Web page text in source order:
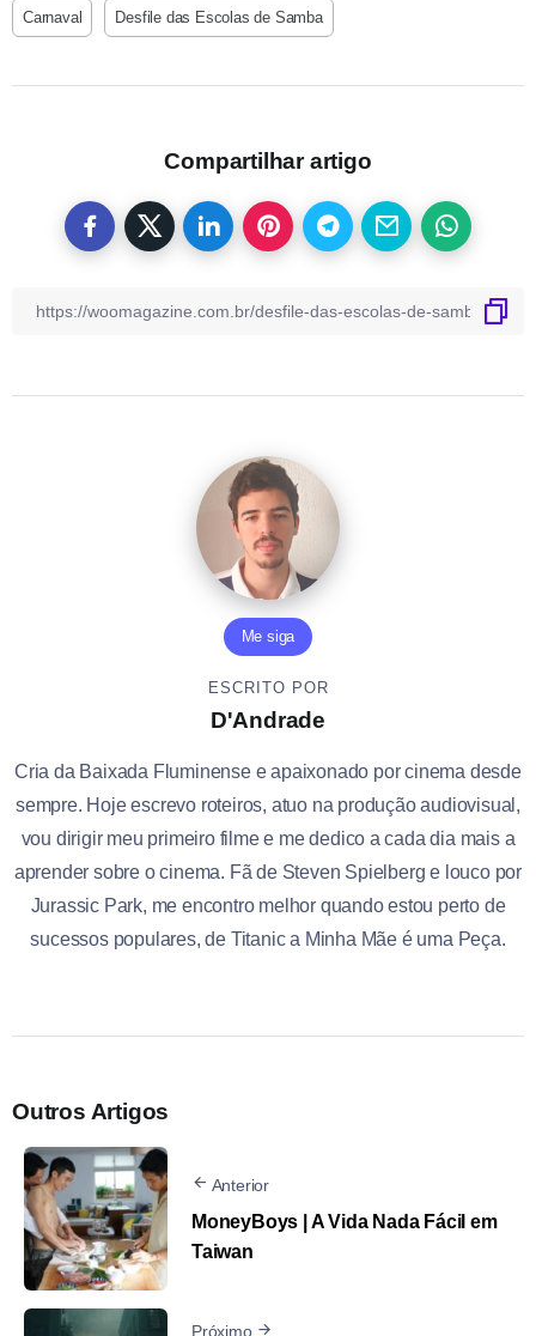
Carnaval Desfile das Escolas de Samba
Compartilhar artigo
Me siga
ESCRITO POR
D'Andrade
Cria da Baixada Fluminense e apaixonado por cinema desde
sempre. Hoje escrevo roteiros, atuo na produção audiovisual,
vou dirigir meu primeiro filme e me dedico a cada dia mais a
aprender sobre o cinema. Fã de Steven Spielberg e louco por
Jurassic Park, me encontro melhor quando estou perto de
sucessos populares, de Titanic a Minha Mãe é uma Peça.
Outros Artigos
Anterior
MoneyBoys | A Vida Nada Fácil em
Taiwan
Próximo